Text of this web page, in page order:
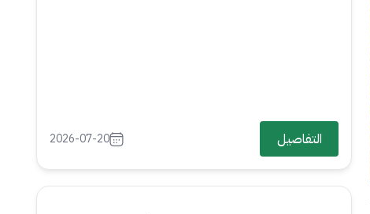
التفاصيل 2026-07-20